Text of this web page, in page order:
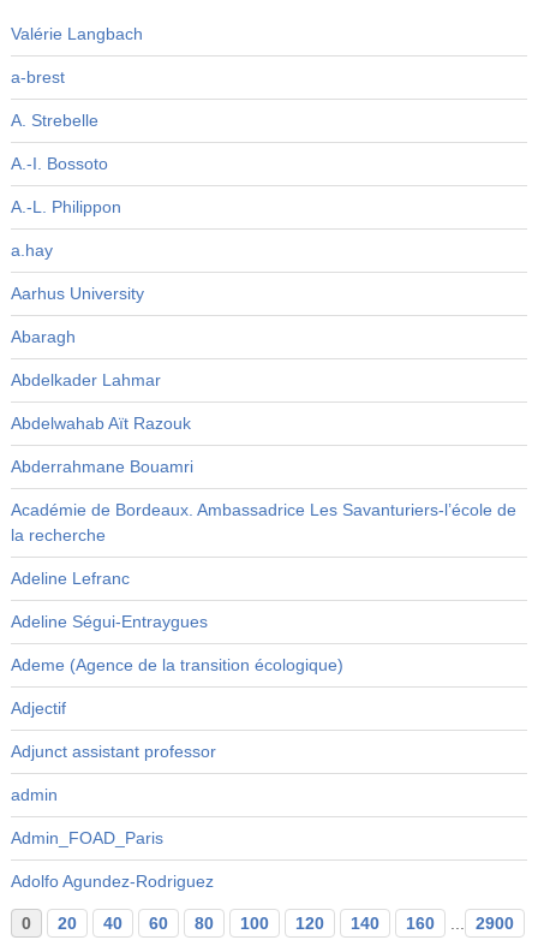
Valérie Langbach
a-brest
A. Strebelle
A.-I. Bossoto
A.-L. Philippon
a.hay
Aarhus University
Abaragh
Abdelkader Lahmar
Abdelwahab Aït Razouk
Abderrahmane Bouamri
Académie de Bordeaux. Ambassadrice Les Savanturiers-l’école de
la recherche
Adeline Lefranc
Adeline Ségui-Entraygues
Ademe (Agence de la transition écologique)
Adjectif
Adjunct assistant professor
admin
Admin_FOAD_Paris
Adolfo Agundez-Rodriguez
0 20 40 60 80 100 120 140 160 ... 2900